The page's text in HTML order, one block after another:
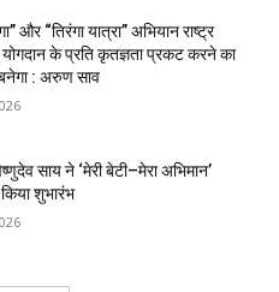
और “तिरंगा यात्रा” अभियान राष्ट्र
योगदान के प्रति कृतज्ञता प्रकट करने का
: अरुण साव
साय ने ‘मेरी बेटी–मेरा अभिमान’
शुभारंभ